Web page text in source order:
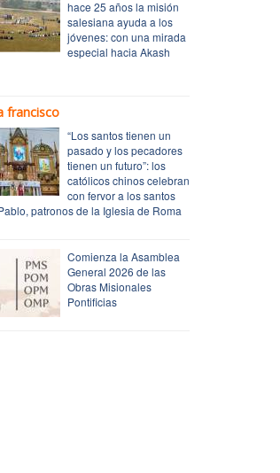
hace 25 años la misión
salesiana ayuda a los
jóvenes: con una mirada
especial hacia Akash
francisco
“Los santos tienen un
pasado y los pecadores
tienen un futuro”: los
católicos chinos celebran
con fervor a los santos
patronos de la Iglesia de Roma
Comienza la Asamblea
General 2026 de las
Obras Misionales
Pontificias